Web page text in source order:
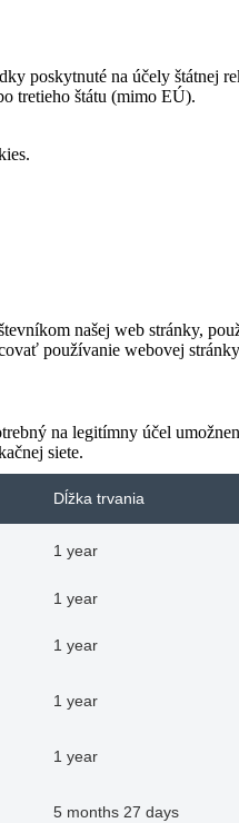
poskytnuté na účely
tretieho štátu (mimo EÚ).
našej web stránky,
používanie webovej
na legitímny účel
siete.
Dĺžka trvania
1 year
1 year
1 year
1 year
1 year
5 months 27 days